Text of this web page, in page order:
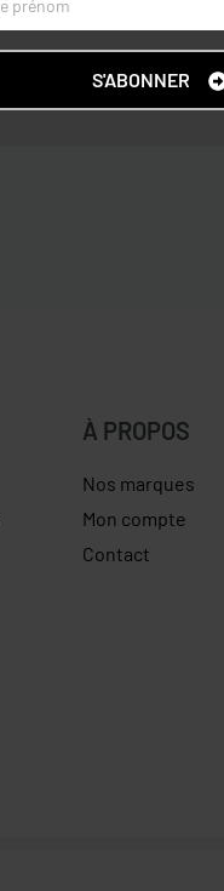
COULEUR
À PROPOS
Nos marques
Mon compte
Contact
S'ABONNER